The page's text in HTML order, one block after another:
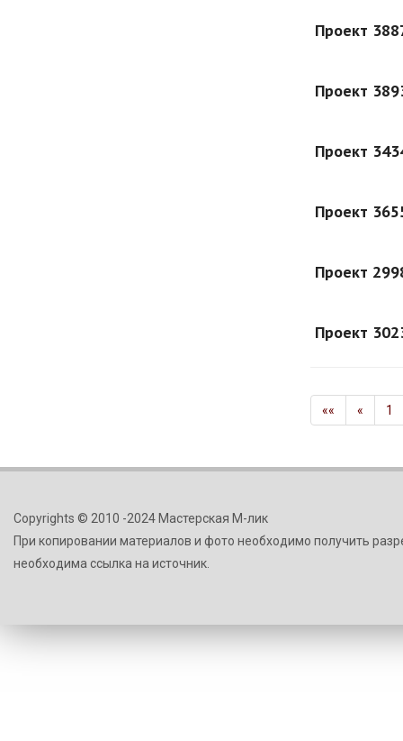
Проект
Проект
Проект
Проект
Проект
Проект
«« « 1
Copyrights © 2010 -2024 Мастерская М-лик
При копировании материалов и фото необходимо получить
необходима ссылка на источник.